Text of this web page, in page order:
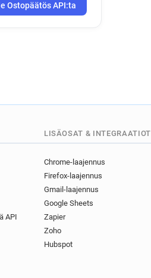
Ostopäätös API:ta
API
LISÄOSAT & INTEGRAATIOT
Chrome-laajennus
Firefox-laajennus
Gmail-laajennus
Google Sheets
Zapier
Zoho
Hubspot